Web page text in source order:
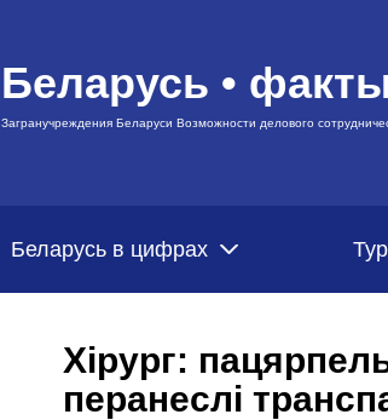
Беларусь •
Загранучреждения Беларуси Возможности делового
Беларусь в цифрах
Хірург:
перанеслі